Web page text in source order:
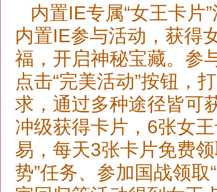
内置IE专属“女王卡片
内置IE参与活动，获得
福，开启神秘宝藏。参
点击“完美活动”按钮，
求，通过多种途径皆可
冲级获得卡片，6张女
易，每天3张卡片免费
势”任务、参加国战领取